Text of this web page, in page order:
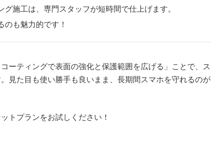
施工は、専門スタッフが短時間で仕上げます。
も魅力的です！
ーティングで表面の強化と保護範囲を広げる」ことで、ス
見た目も使い勝手も良いまま、長期間スマホを守れるのが
トプランをお試しください！